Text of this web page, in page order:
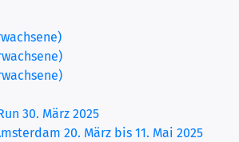
(current)
30. März 2025
20. März bis 11. Mai 2025